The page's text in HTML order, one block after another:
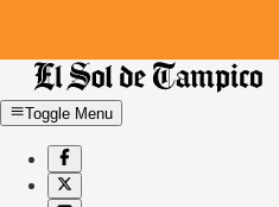
Toggle Menu